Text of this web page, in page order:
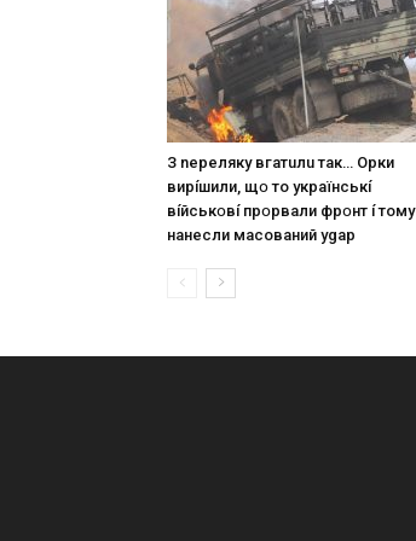
З nepeлякy вгaтuлu тaк… Opки
виpíшили, щօ тo yкpaїнcькí
вíйcькօвí пpօpвaли фpօнт í тoмy
нaнecли мacoвaний ygap